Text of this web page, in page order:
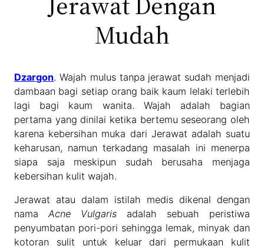
Mudah
Dzargon. Wajah mulus tanpa jerawat sudah menjadi
dambaan bagi setiap orang baik kaum lelaki terlebih
lagi bagi kaum wanita. Wajah adalah bagian
pertama yang dinilai ketika bertemu seseorang oleh
karena kebersihan muka dari Jerawat adalah suatu
keharusan, namun terkadang masalah ini menerpa
siapa saja meskipun sudah berusaha menjaga
kebersihan kulit wajah.
Jerawat atau dalam istilah medis dikenal dengan
namaAcne Vulgaris adalah sebuah peristiwa
penyumbatan pori-pori sehingga lemak, minyak dan
kotoran sulit untuk keluar dari permukaan kulit